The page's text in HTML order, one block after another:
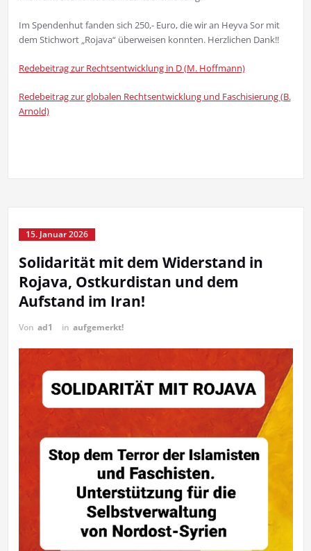
Im Spendenhut fanden sich 250,- Euro, die wir an Heyva Sor mit
dem Stichwort „Rojava“ überweisen konnten. Herzlichen Dank!!
Redebeitrag zur Rechtsentwicklung in D (M. Hoffmann)
Redebeitrag zur globalen Rechtsentwicklung und Faschisierung (B.
Arnold)
15. Januar 2026
Solidarität mit dem Widerstand in
Rojava, Ostkurdistan und dem
Aufstand im Iran!
Von ad1 in aufgemerkt!